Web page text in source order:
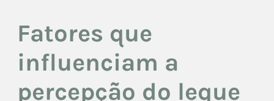
Fatores que
influenciam a
percepção do leque